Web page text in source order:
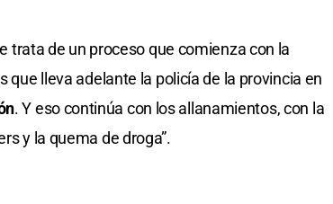
trata de un proceso que comienza con la
lleva adelante la policía de la provincia en
. Y eso continúa con los allanamientos, con la
y la quema de droga”.